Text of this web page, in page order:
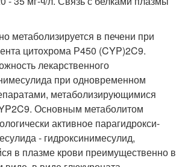
метаболизируется в печени при
цитохрома Р450 (CYP)2C9.
лекарственного
при одновременном
метаболизирующимися
Основным метаболитом
активное парагидрокси-
- гидроксинимесулид,
в плазме крови преимущественно в